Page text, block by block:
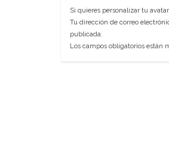
Si quieres personalizar tu
Tu dirección de correo
publicada.
Los campos obligatorios están